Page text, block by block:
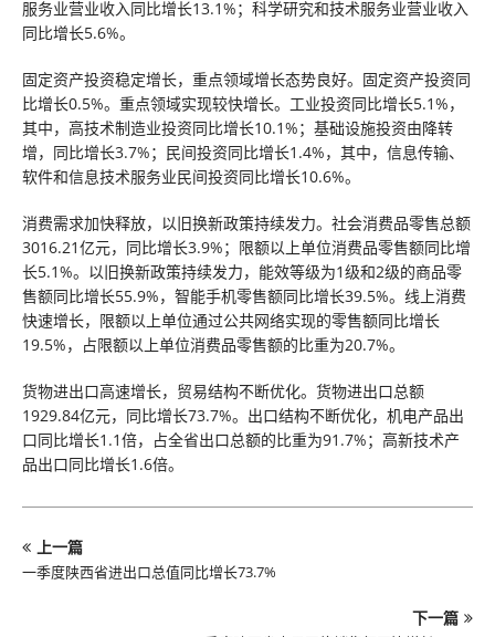
服务业营业收入同比增长13.1%；科学研究和技术服务业营业收入
同比增长5.6%。
固定资产投资稳定增长，重点领域增长态势良好。固定资产投资同
比增长0.5%。重点领域实现较快增长。工业投资同比增长5.1%，
其中，高技术制造业投资同比增长10.1%；基础设施投资由降转
增，同比增长3.7%；民间投资同比增长1.4%，其中，信息传输、
软件和信息技术服务业民间投资同比增长10.6%。
消费需求加快释放，以旧换新政策持续发力。社会消费品零售总额
3016.21亿元，同比增长3.9%；限额以上单位消费品零售额同比增
长5.1%。以旧换新政策持续发力，能效等级为1级和2级的商品零
售额同比增长55.9%，智能手机零售额同比增长39.5%。线上消费
快速增长，限额以上单位通过公共网络实现的零售额同比增长
19.5%，占限额以上单位消费品零售额的比重为20.7%。
货物进出口高速增长，贸易结构不断优化。货物进出口总额
1929.84亿元，同比增长73.7%。出口结构不断优化，机电产品出
口同比增长1.1倍，占全省出口总额的比重为91.7%；高新技术产
品出口同比增长1.6倍。
上一篇
一季度陕西省进出口总值同比增长73.7%
下一篇